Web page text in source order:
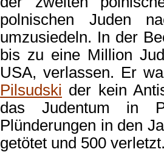
polnischen Juden
umzusiedeln. In der
bis zu eine Million
USA, verlassen. Er
Pilsudski der kein
das Judentum in
Plünderungen in den
getötet und 500